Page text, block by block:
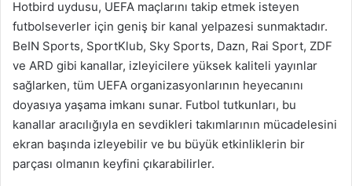
Hotbird uydusu, UEFA maçlarını takip etmek isteyen
futbolseverler için geniş bir kanal yelpazesi sunmaktadır.
BeIN Sports, SportKlub, Sky Sports, Dazn, Rai Sport, ZDF
ve ARD gibi kanallar, izleyicilere yüksek kaliteli yayınlar
sağlarken, tüm UEFA organizasyonlarının heyecanını
doyasıya yaşama imkanı sunar. Futbol tutkunları, bu
kanallar aracılığıyla en sevdikleri takımlarının mücadelesini
ekran başında izleyebilir ve bu büyük etkinliklerin bir
parçası olmanın keyfini çıkarabilirler.